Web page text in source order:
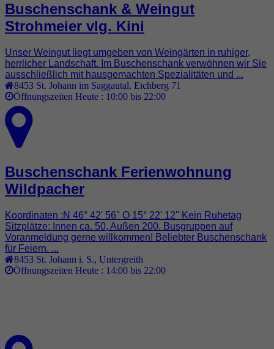
Buschenschank & Weingut
Strohmeier vlg. Kini
Unser Weingut liegt umgeben von Weingärten in ruhiger,
herrlicher Landschaft. Im Buschenschank verwöhnen wir Sie
ausschließlich mit hausgemachten Spezialitäten und ...
8453 St. Johann im Saggautal Eichberg 71
Öffnungszeiten Heute : 10:00 bis 22:00
Buschenschank Ferienwohnung
Wildpacher
Koordinaten :N 46° 42' 56'' O 15° 22' 12'' Kein Ruhetag
Sitzplätze: Innen ca. 50, Außen 200. Busgruppen auf
Voranmeldung gerne willkommen! Beliebter Buschenschank
für Feiern. ...
8453 St. Johann i. S.
Untergreith
Öffnungszeiten Heute : 14:00 bis 22:00